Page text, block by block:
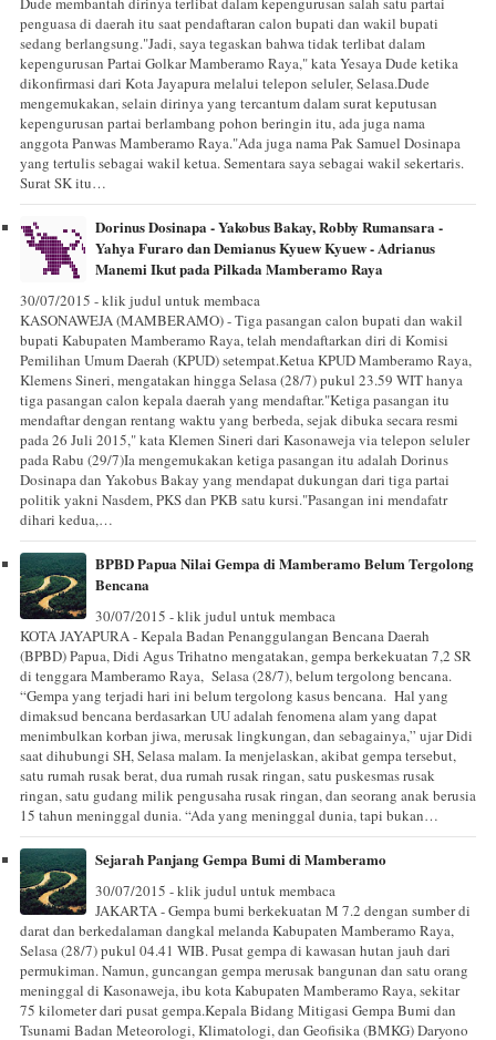
penguasa di daerah itu saat pendaftaran calon bupati dan wakil bupati
sedang berlangsung."Jadi, saya tegaskan bahwa tidak terlibat dalam
kepengurusan Partai Golkar Mamberamo Raya," kata Yesaya Dude ketika
dikonfirmasi dari Kota Jayapura melalui telepon seluler, Selasa.Dude
mengemukakan, selain dirinya yang tercantum dalam surat keputusan
kepengurusan partai berlambang pohon beringin itu, ada juga nama
anggota Panwas Mamberamo Raya."Ada juga nama Pak Samuel Dosinapa
yang tertulis sebagai wakil ketua. Sementara saya sebagai wakil sekertaris.
Surat SK itu…
Dorinus Dosinapa - Yakobus Bakay, Robby Rumansara -
Yahya Furaro dan Demianus Kyuew Kyuew - Adrianus
Manemi Ikut pada Pilkada Mamberamo Raya
30/07/2015 - klik judul untuk membaca
KASONAWEJA (MAMBERAMO) - Tiga pasangan calon bupati dan wakil
bupati Kabupaten Mamberamo Raya, telah mendaftarkan diri di Komisi
Pemilihan Umum Daerah (KPUD) setempat.Ketua KPUD Mamberamo Raya,
Klemens Sineri, mengatakan hingga Selasa (28/7) pukul 23.59 WIT hanya
tiga pasangan calon kepala daerah yang mendaftar."Ketiga pasangan itu
mendaftar dengan rentang waktu yang berbeda, sejak dibuka secara resmi
pada 26 Juli 2015," kata Klemen Sineri dari Kasonaweja via telepon seluler
pada Rabu (29/7)Ia mengemukakan ketiga pasangan itu adalah Dorinus
Dosinapa dan Yakobus Bakay yang mendapat dukungan dari tiga partai
politik yakni Nasdem, PKS dan PKB satu kursi."Pasangan ini mendafatr
dihari kedua,…
BPBD Papua Nilai Gempa di Mamberamo Belum Tergolong
Bencana
30/07/2015 - klik judul untuk membaca
KOTA JAYAPURA - Kepala Badan Penanggulangan Bencana Daerah
(BPBD) Papua, Didi Agus Trihatno mengatakan, gempa berkekuatan 7,2 SR
di tenggara Mamberamo Raya, Selasa (28/7), belum tergolong bencana.
“Gempa yang terjadi hari ini belum tergolong kasus bencana. Hal yang
dimaksud bencana berdasarkan UU adalah fenomena alam yang dapat
menimbulkan korban jiwa, merusak lingkungan, dan sebagainya,” ujar Didi
saat dihubungi SH, Selasa malam. Ia menjelaskan, akibat gempa tersebut,
satu rumah rusak berat, dua rumah rusak ringan, satu puskesmas rusak
ringan, satu gudang milik pengusaha rusak ringan, dan seorang anak berusia
15 tahun meninggal dunia. “Ada yang meninggal dunia, tapi bukan…
Sejarah Panjang Gempa Bumi di Mamberamo
30/07/2015 - klik judul untuk membaca
JAKARTA - Gempa bumi berkekuatan M 7.2 dengan sumber di
darat dan berkedalaman dangkal melanda Kabupaten Mamberamo Raya,
Selasa (28/7) pukul 04.41 WIB. Pusat gempa di kawasan hutan jauh dari
permukiman. Namun, guncangan gempa merusak bangunan dan satu orang
meninggal di Kasonaweja, ibu kota Kabupaten Mamberamo Raya, sekitar
75 kilometer dari pusat gempa.Kepala Bidang Mitigasi Gempa Bumi dan
Tsunami Badan Meteorologi, Klimatologi, dan Geofisika (BMKG) Daryono